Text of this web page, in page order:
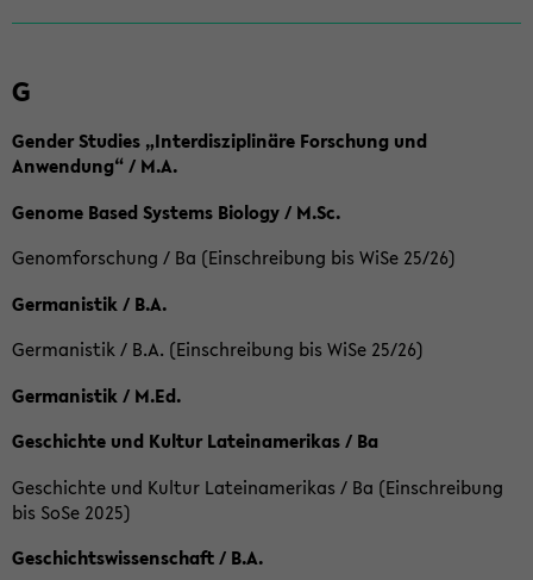
G
Gender Studies „Interdisziplinäre Forschung und
Anwendung“ / M.A.
Genome Based Systems Biology / M.Sc.
Genomforschung / Ba (Einschreibung bis WiSe 25/26)
Germanistik / B.A.
Germanistik / B.A. (Einschreibung bis WiSe 25/26)
Germanistik / M.Ed.
Geschichte und Kultur Lateinamerikas / Ba
Geschichte und Kultur Lateinamerikas / Ba (Einschreibung
bis SoSe 2025)
Geschichtswissenschaft / B.A.